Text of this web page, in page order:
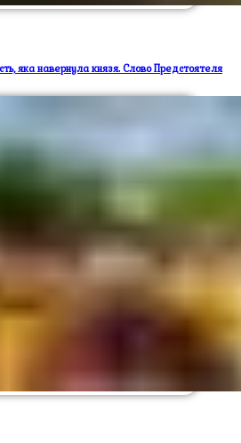
яка навернула князя. Слово Предстоятеля